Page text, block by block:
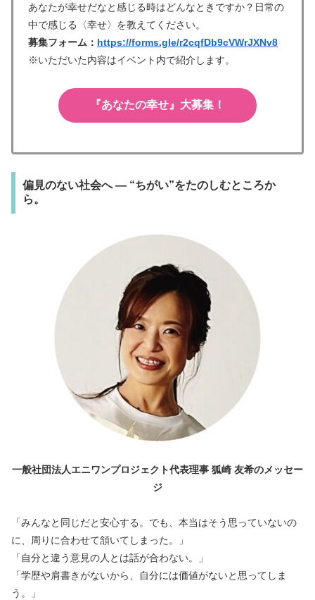
あなたが幸せだなと感じる時はどんなときですか？日常の
中で感じる〈幸せ〉を教えてください。
募集フォーム： https://forms.gle/r2cqfDb9cVWrJXNv8
※いただいた内容はイベント内で紹介します。
『あなたの幸せ』大募集！
偏見のない社会へ — “ちがい”をたのしむところか
ら。
一般社団法人エニワンプロジェクト代表理事 狐崎 友希のメッセー
ジ
「みんなと同じだと安心する。でも、本当はそう思っていないの
に、周りに合わせて頷いてしまった。」
「自分と違う意見の人とは話が合わない。」
「学歴や肩書きがないから、自分には価値がないと思ってしま
う。」